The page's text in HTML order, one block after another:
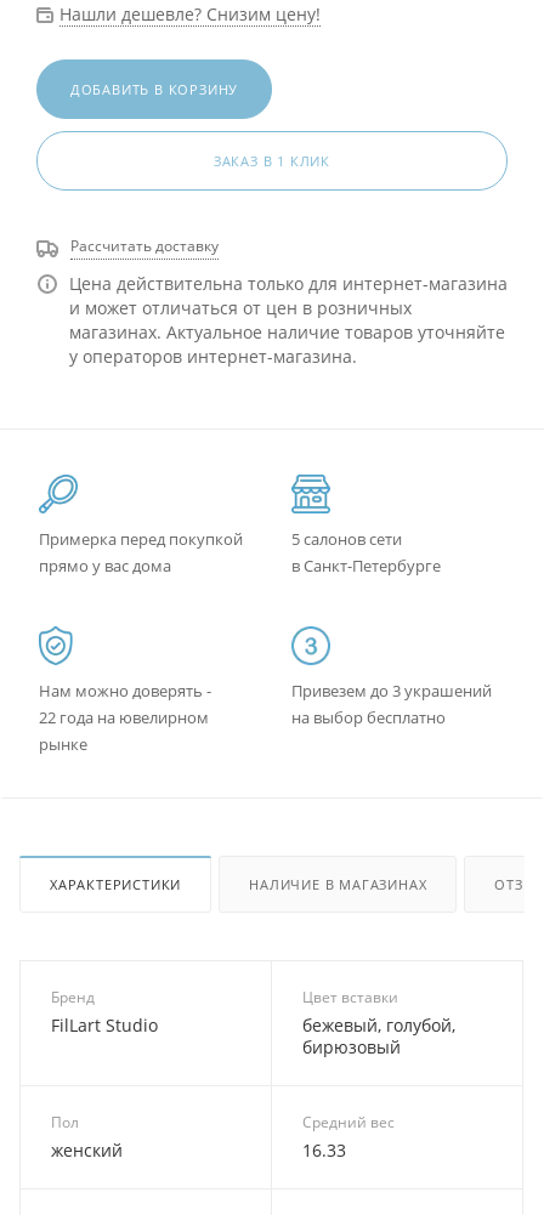
Нашли дешевле? Снизим цену!
ДОБАВИТЬ В КОРЗИНУ
ЗАКАЗ В 1 КЛИК
Рассчитать доставку
Цена действительна только для интернет-магазина
и может отличаться от цен в розничных
магазинах. Актуальное наличие товаров уточняйте
у операторов интернет-магазина.
Примерка перед покупкой
прямо у вас дома
5 салонов сети
в Санкт-Петербурге
Нам можно доверять -
22 года на ювелирном
рынке
Привезем до 3 украшений
на выбор бесплатно
ХАРАКТЕРИСТИКИ НАЛИЧИЕ В МАГАЗИНАХ
Бренд
FilLart Studio
Цвет вставки
бежевый, голубой,
бирюзовый
Пол
женский
Средний вес
16.33